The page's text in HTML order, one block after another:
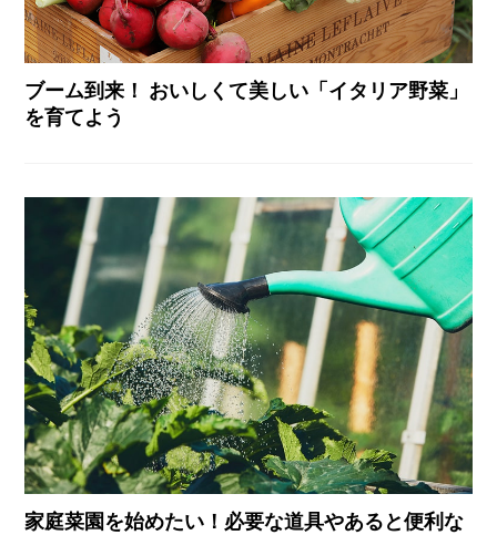
ブーム到来！ おいしくて美しい「イタリア野菜」
を育てよう
家庭菜園を始めたい！必要な道具やあると便利な